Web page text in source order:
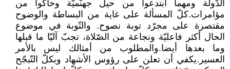
الدّولة ومهما ابتدعوا من حيل جهنّميّة وحاكوا من
مؤامرات.كلّ المسألة على غاية من البساطة والوضوح
مقتصرة على مجرّد توبة نصوح. والتّوبة في موضوع
الحال أكثر فاعليّة ونجاعة من الصّلاة، تجبّ آليّا ما قبلها
وما بعدها أيضا.والمطلوب من أمثالك ليس بالأمر
العسير.يكفي أن تعلن على رؤوس الأشهاد وبكلّ التّبجّح